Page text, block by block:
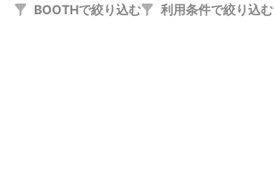
BOOTHで絞り込む 利用条件で絞り込む